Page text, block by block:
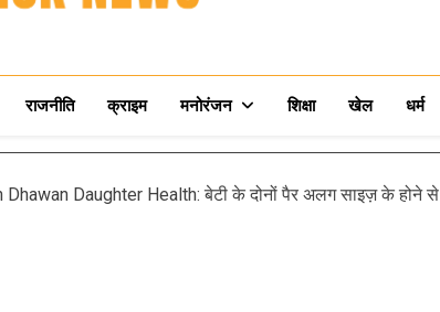
राजनीति क्राइम मनोरंजन शिक्षा खेल धर्म
Dhawan Daughter Health: बेटी के दोनों पैर अलग साइज़ के